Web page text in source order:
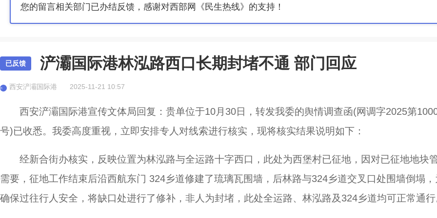
您的留言相关部门已办结反馈，感谢对西部网《民生热线》的支持！
已反馈 浐灞国际港林泓路西口长期封堵不通 部门回应
西 西安浐灞国际港 2025-11-21 10:57
西安浐灞国际港宣传文体局回复：贵单位于10月30日，转发我委的舆情调查函(网调字2025第
号)已收悉。我委高度重视，立即安排专人对线索进行核实，现将核实结果说明如下：
经新合街办核实，反映位置为林泓路与全运路十字西口，此处为西堡村已征地，因对已征地地块
需要，征地工作结束后沿西航东门 324乡道修建了琉璃瓦围墙，后林路与324乡道交叉口处围墙倒塌，
确保过往行人安全，将缺口处进行了修补，非人为封堵，此处全运路、林泓路及324乡道均可正常通行